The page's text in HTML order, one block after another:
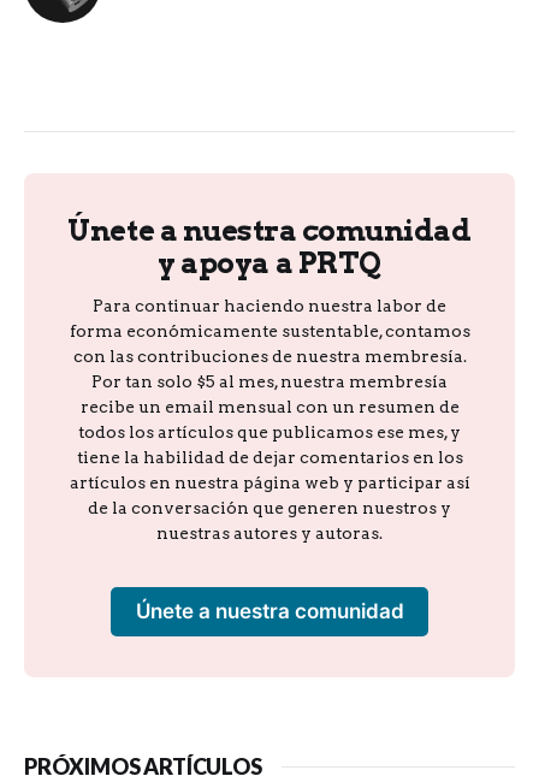
Únete a nuestra comunidad
y apoya a PRTQ
Para continuar haciendo nuestra labor de
forma económicamente sustentable, contamos
con las contribuciones de nuestra membresía.
Por tan solo $5 al mes, nuestra membresía
recibe un email mensual con un resumen de
todos los artículos que publicamos ese mes, y
tiene la habilidad de dejar comentarios en los
artículos en nuestra página web y participar así
de la conversación que generen nuestros y
nuestras autores y autoras.
Únete a nuestra comunidad
PRÓXIMOS ARTÍCULOS